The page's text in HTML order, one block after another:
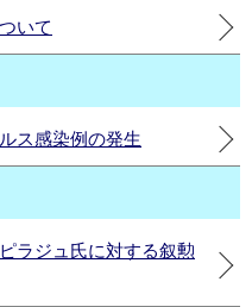
いて
ス感染例の発生
ラジュ氏に対する叙勲